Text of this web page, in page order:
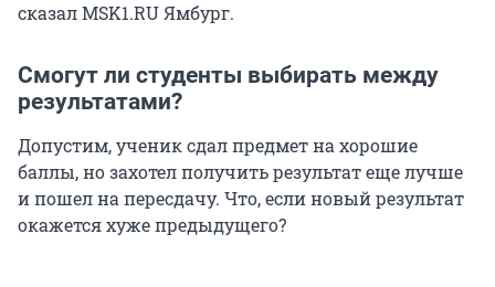
сказал MSK1.RU Ямбург.
Смогут ли студенты выбирать между
результатами?
Допустим, ученик сдал предмет на хорошие
баллы, но захотел получить результат еще лучше
и пошел на пересдачу. Что, если новый результат
окажется хуже предыдущего?